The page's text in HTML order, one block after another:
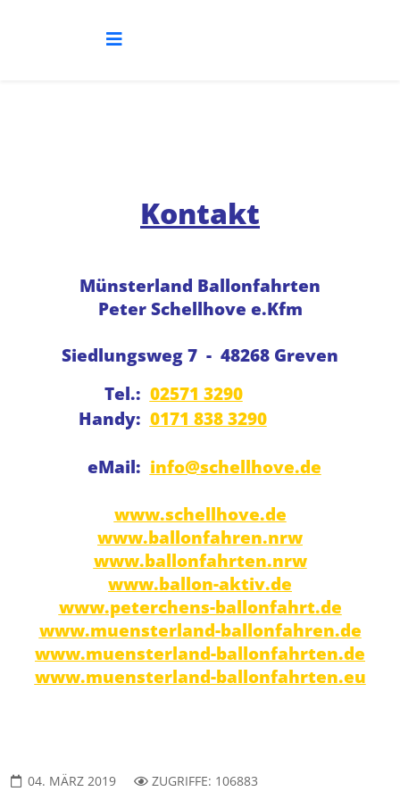
Kontakt
Münsterland Ballonfahrten
Peter Schellhove e.Kfm
Siedlungsweg 7 - 48268 Greven
Tel.: 02571 3290
Handy: 0171 838 3290
eMail: info@schellhove.de
www.schellhove.de
www.ballonfahren.nrw
www.ballonfahrten.nrw
www.ballon-aktiv.de
www.peterchens-ballonfahrt.de
www.muensterland-ballonfahren.de
www.muensterland-ballonfahrten.de
www.muensterland-ballonfahrten.eu
04. MÄRZ 2019 ZUGRIFFE: 106883